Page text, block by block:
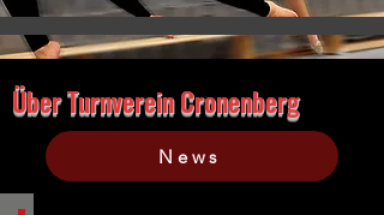
Über Turnverein Cronenberg
News